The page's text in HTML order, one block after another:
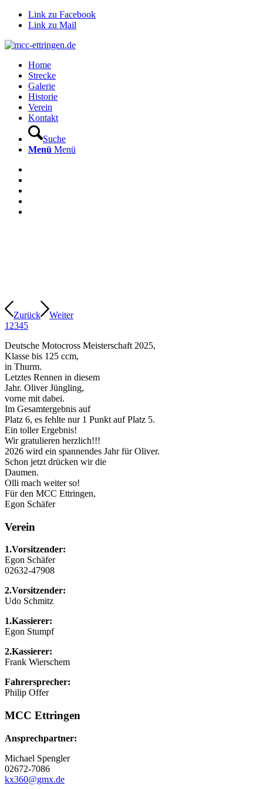
Link zu Facebook
Link zu Mail
Home
Strecke
Galerie
Historie
Verein
Kontakt
Suche
Menü Menü
Zurück
Weiter
1 2345
Deutsche Motocross Meisterschaft 2025,
Klasse bis 125 ccm,
in Thurm.
Letztes Rennen in diesem
Jahr. Oliver Jüngling,
vorne mit dabei.
Im Gesamtergebnis auf
Platz 6, es fehlte nur 1 Punkt auf Platz 5.
Ein toller Ergebnis!
Wir gratulieren herzlich!!!
2026 wird ein spannendes Jahr für Oliver.
Schon jetzt drücken wir die
Daumen.
Olli mach weiter so!
Für den MCC Ettringen,
Egon Schäfer
Verein
1.Vorsitzender:
Egon Schäfer
02632-47908
2.Vorsitzender:
Udo Schmitz
1.Kassierer:
Egon Stumpf
2.Kassierer:
Frank Wierschem
Fahrersprecher:
Philip Offer
MCC Ettringen
Ansprechpartner:
Michael Spengler
02672-7086
kx360@gmx.de